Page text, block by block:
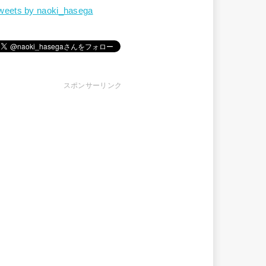
by naoki_hasega
スポンサーリンク